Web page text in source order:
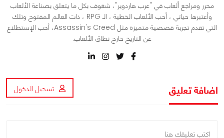
محرر ومراجع ألعاب في "عرب هاردوير"، شغوف بكل ما يتعلق بصناعة الألعاب
وأعتبرها حياتي ، أحب الألعاب الخطية ، الـ RPG ، ذات العالم المفتوح وتلك
التي تقدم تجربة قصصية متميزة مثل Assassin's Creed، أحب الإستطلاع
عن التاريخ خارج نطاق الألعاب.
اضافة تعليق تسجيل الدخول